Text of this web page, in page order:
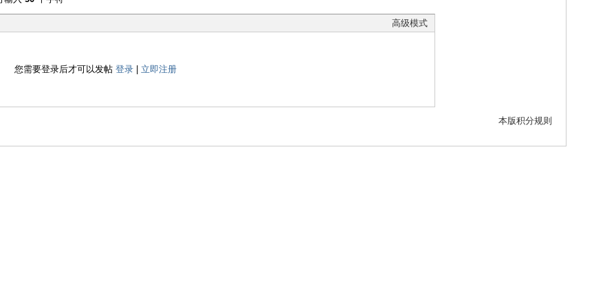
高级模式
您需要登录后才可以发帖 登录 立即注册
本版积分规则